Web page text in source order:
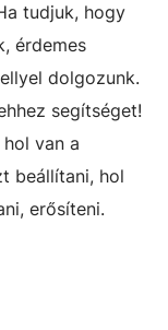
tudjuk, hogy
érdemes
dolgozunk.
segítséget!
van a
beállítani, hol
erősíteni.